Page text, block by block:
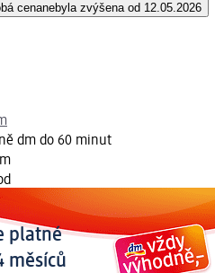
cenanebyla zvýšena od 12.05.2026
dm do 60 minut
platné
měsíců